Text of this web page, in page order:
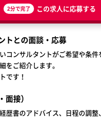
2分で完了 この求人に応募する
トとの面談・応募
コンサルタントがご希望や条件
をご紹介します。
です！
面接）
歴書のアドバイス、日程の調整